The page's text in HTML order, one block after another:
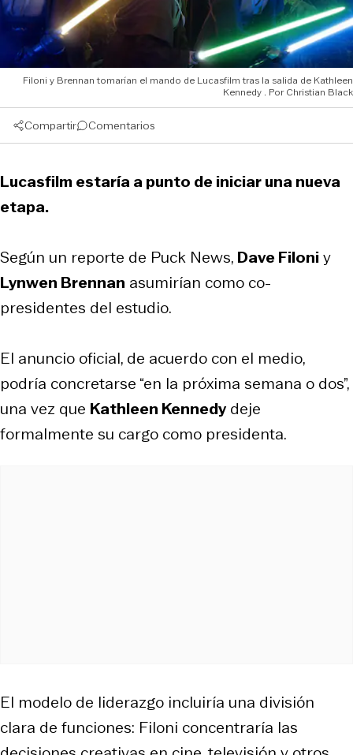
Filoni y Brennan tomarían el mando de Lucasfilm tras la salida de Kathleen
Kennedy
Christian Black
Compartir Comentarios
Lucasfilm estaría a punto de iniciar una nueva
etapa.
Según un reporte de Puck News, Dave Filoniy
Lynwen Brennan asumirían como co-
presidentes del estudio.
El anuncio oficial, de acuerdo con el medio,
podría concretarse “en la próxima semana o dos”,
una vez que Kathleen Kennedy deje
formalmente su cargo como presidenta.
El modelo de liderazgo incluiría una división
clara de funciones: Filoni concentraría las